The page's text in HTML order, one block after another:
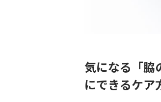
気になる「脇
にできるケア